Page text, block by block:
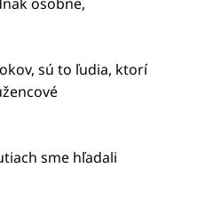
sú to ľudia, ktorí
sme hľadali